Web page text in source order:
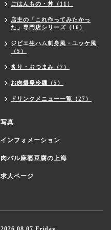
ごはんもの・丼（11）
店主の「これ作ってみたかっ
た」専門店シリーズ（16）
ジビエ生ハム刺身風・ユッケ風
（5）
炙り・おつまみ（7）
お肉爆発冷麺（5）
ドリンクメニュー一覧（27）
写真
インフォメーション
肉バル麻婆豆腐の上海
求人ページ